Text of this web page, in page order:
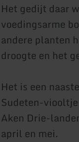
Het gedijt daar
voedingsarme
andere planten
droogte en het
Het is een
Sudeten-
Aken Drie-
april en mei.